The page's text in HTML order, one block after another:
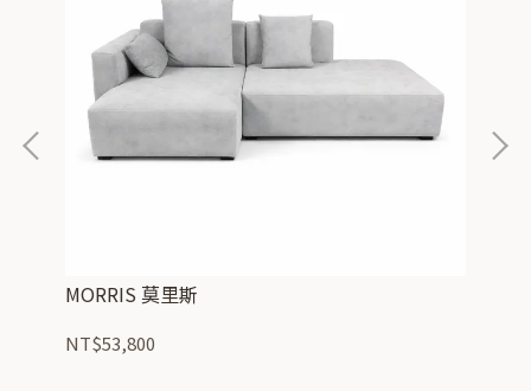
MORRIS 莫里斯
NT$53,800